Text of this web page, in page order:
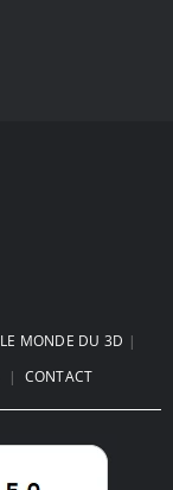
LE MONDE DU 3D |
| CONTACT